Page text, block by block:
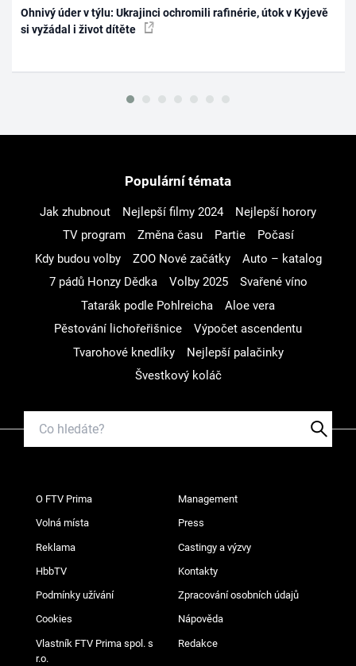
Ohnivý úder v týlu: Ukrajinci ochromili rafinérie, útok v Kyjevě
si vyžádal i život dítěte
Populární témata
Jak zhubnout Nejlepší filmy 2024
Nejlepší horory
TV program
Změna času Partie
Počasí
Kdy budou volby
ZOO Nové začátky
Auto – katalog
7 pádů Honzy Dědka
Volby 2025
Svařené víno
Tatarák podle Pohlreicha
Aloe vera
Pěstování lichořeřišnice
Výpočet ascendentu
Tvarohové knedlíky
Nejlepší palačinky
Švestkový koláč
O FTV Prima Management
Volná místa Press
Reklama Castingy a výzvy
HbbTV Kontakty
Podmínky užívání Zpracování osobních údajů
Cookies Nápověda
Vlastník FTV Prima spol. s
r.o.
Redakce